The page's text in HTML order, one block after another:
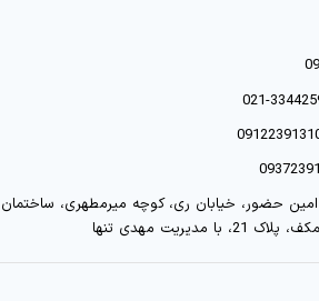
حضور، خیابان ری، کوچه میرمطهری، ساختمان
مدیریت مهدی تنها